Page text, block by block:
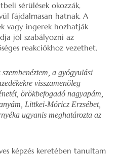
sérülések okozzák,
fájdalmasan hatnak. A
vagy ingerek hozhatják
jól szabályozni az
reakciókhoz vezethet.
a gyógyulási
visszamenőleg
örökbefogadó nagyapám,
Littkei-Móricz Erzsébet,
ugyanis meghatározta az
képzés keretében tanultam